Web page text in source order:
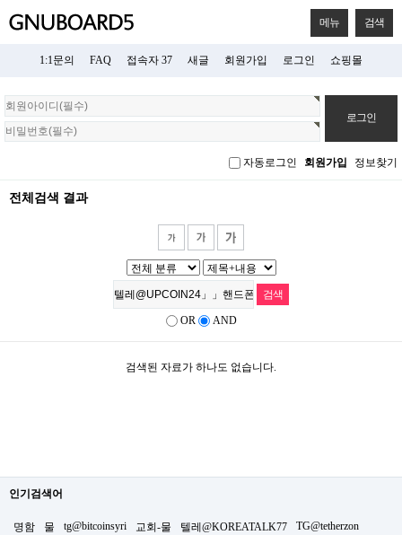
메뉴 검색
1:1문의 FAQ 접속자 37 새글 회원가입 로그인 쇼핑몰
회
원
로
자동로그인 회원가입 정보찾기
전체검색 결과
OR AND
검색된 자료가 하나도 없습니다.
인기검색어
명함 물 tg@bitcoinsyri 교회-물 텔레@KOREATALK77 TG@tetherzon